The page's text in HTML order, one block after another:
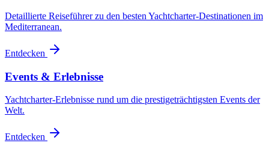
Detaillierte Reiseführer zu den besten Yachtcharter-Destinationen im
Mediterranean.
Entdecken
Events & Erlebnisse
Yachtcharter-Erlebnisse rund um die prestigeträchtigsten Events der
Welt.
Entdecken